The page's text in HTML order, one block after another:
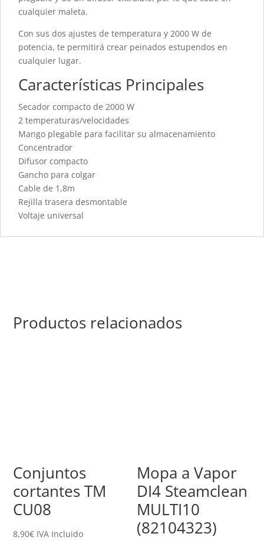
cualquier maleta.
Con sus dos ajustes de temperatura y 2000 W de
potencia, te permitirá crear peinados estupendos en
cualquier lugar.
Características Principales
Secador compacto de 2000 W
2 temperaturas/velocidades
Mango plegable para facilitar su almacenamiento
Concentrador
Difusor compacto
Gancho para colgar
Cable de 1,8m
Rejilla trasera desmontable
Voltaje universal
Productos relacionados
Conjuntos
cortantes TM
CU08
8,90€ IVA Incluido
Mopa a Vapor
DI4 Steamclean
MULTI10
(82104323)